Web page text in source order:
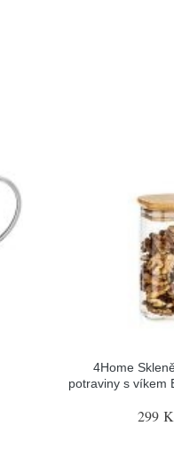
4Home
potraviny s víkem
299